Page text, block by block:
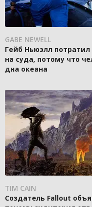
GABE NEWELL
Гейб Ньюэлл
на суда, потому что
дна океана
TIM CAIN
Создатель Fallout